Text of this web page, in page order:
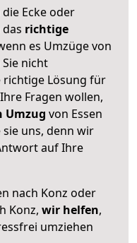
Ecke oder
richtige
es Umzüge von
nicht
richtige Lösung für
Fragen wollen,
Umzug von Essen
sie uns, denn wir
auf Ihre
nach Konz oder
Konz, wir helfen,
umziehen